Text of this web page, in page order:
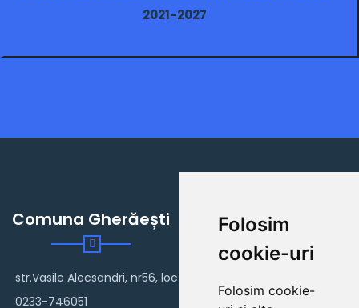
Folosim
cookie-uri
Folosim cookie-
2021-2027
Comuna Gherăești
str.Vasile Alecsandri, nr56, loc Gherăești
0233-746051